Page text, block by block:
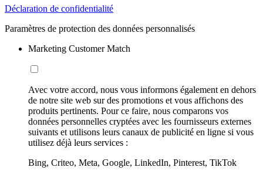
Déclaration de confidentialité
Paramètres de protection des données personnalisés
Marketing Customer Match
Avec votre accord, nous vous informons également en dehors
de notre site web sur des promotions et vous affichons des
produits pertinents. Pour ce faire, nous comparons vos
données personnelles cryptées avec les fournisseurs externes
suivants et utilisons leurs canaux de publicité en ligne si vous
utilisez déjà leurs services :
Bing, Criteo, Meta, Google, LinkedIn, Pinterest, TikTok